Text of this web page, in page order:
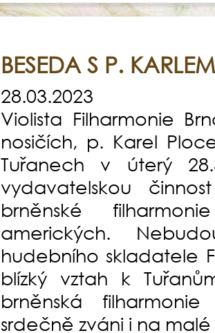
BESEDA S P.
28.03.2023
Violista Filharmonie
nosičích, p. Karel
Tuřanech v úterý
vydavatelskou
brněnské
amerických.
hudebního skladatele
blízký vztah k
brněnská
srdečně zváni i na